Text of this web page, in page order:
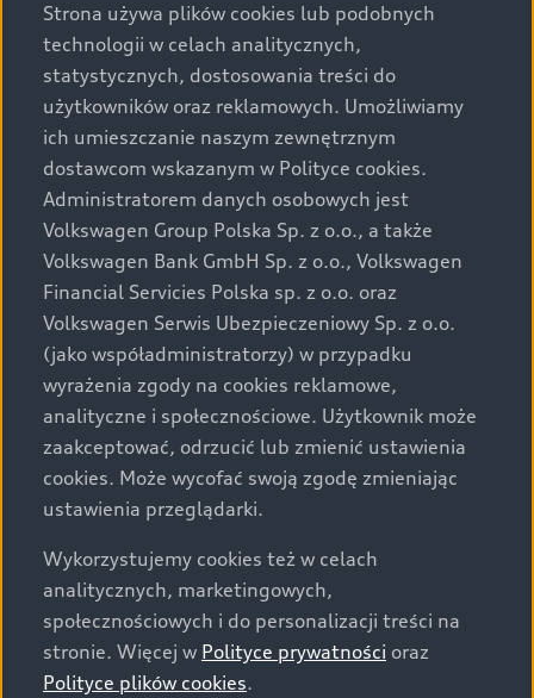
Podane kwoty są rekomendowane i obejmują podatek
VAT (23%), chyba że inaczej zaznaczono.
Audi zastrzega sobie możliwość wprowadzenia zmian w
prezentowanych wersjach. Przedstawione detale
wyposażenia mogą różnić się od specyfikacji
przewidzianej na rynek polski. Zamieszczone zdjęcia
mogą przedstawiać wyposażenie opcjonalne, dostępne
za dopłatą. Wiążące ustalenie ceny, wyposażenia i
specyfikacji pojazdu następują w umowie sprzedaży, a
określenie parametrów technicznych zawiera
świadectwo homologacji typu pojazdu. Zastrzegamy
sobie prawo do zmian i pomyłek. Wszelkie informacje
prezentowane na stronie są aktualne na dzień ich
zamieszczania. W celu uzyskania najnowszych
informacji prosimy kontaktować się z Partnerem Marki
Audi.
Wszystkie produkowane obecnie samochody marki Audi
są wykonywane z materiałów spełniających pod
względem możliwości odzysku i recyklingu wymagania
określone w normie ISO 22628 i są zgodne z
europejskimi świadectwami homologacji wydanymi wg
Strona używa plików cookies lub podobnych
technologii w celach analitycznych,
statystycznych, dostosowania treści do
użytkowników oraz reklamowych. Umożliwiamy
ich umieszczanie naszym zewnętrznym
dostawcom wskazanym w Polityce cookies.
Administratorem danych osobowych jest
Volkswagen Group Polska Sp. z o.o., a także
Volkswagen Bank GmbH Sp. z o.o., Volkswagen
Financial Servicies Polska sp. z o.o. oraz
Volkswagen Serwis Ubezpieczeniowy Sp. z o.o.
(jako współadministratorzy) w przypadku
wyrażenia zgody na cookies reklamowe,
analityczne i społecznościowe. Użytkownik może
zaakceptować, odrzucić lub zmienić ustawienia
cookies. Może wycofać swoją zgodę zmieniając
ustawienia przeglądarki.
Wykorzystujemy cookies też w celach
analitycznych, marketingowych,
społecznościowych i do personalizacji treści na
stronie. Więcej w Polityce prywatności oraz
Polityce plików cookies.